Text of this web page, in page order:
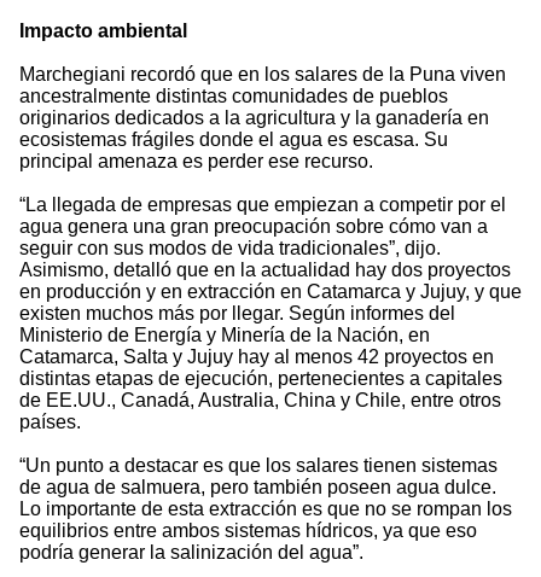
Impacto ambiental
Marchegiani recordó que en los salares de la Puna viven
ancestralmente distintas comunidades de pueblos
originarios dedicados a la agricultura y la ganadería en
ecosistemas frágiles donde el agua es escasa. Su
principal amenaza es perder ese recurso.
“La llegada de empresas que empiezan a competir por el
agua genera una gran preocupación sobre cómo van a
seguir con sus modos de vida tradicionales”, dijo.
Asimismo, detalló que en la actualidad hay dos proyectos
en producción y en extracción en Catamarca y Jujuy, y que
existen muchos más por llegar. Según informes del
Ministerio de Energía y Minería de la Nación, en
Catamarca, Salta y Jujuy hay al menos 42 proyectos en
distintas etapas de ejecución, pertenecientes a capitales
de EE.UU., Canadá, Australia, China y Chile, entre otros
países.
“Un punto a destacar es que los salares tienen sistemas
de agua de salmuera, pero también poseen agua dulce.
Lo importante de esta extracción es que no se rompan los
equilibrios entre ambos sistemas hídricos, ya que eso
podría generar la salinización del agua”.